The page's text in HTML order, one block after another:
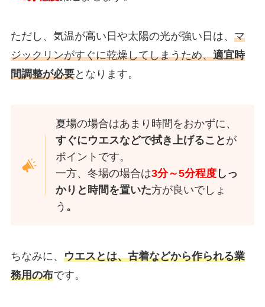
ただし、 気温が高い日や太陽の光が強い日は、 マ
ジックリンがすぐに乾燥してしまうため、適宜時
間調整が必要となります。
夏場の場合はあまり時間をおかずに、
すぐにウエスなどで拭き上げること が
ポイントです。
一方、冬場の場合は3分～5分程度 しっ
かりと時間を置いた方が良いでしょ
う 。
ちなみに、 ウエスとは、古着などから作られる業
務用の布です。